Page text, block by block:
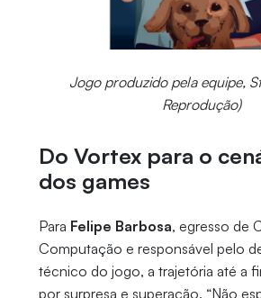
Jogo produzido pela equipe,
Reprodução)
Do Vortex para o
dos games
Para Felipe Barbosa, egresso de
Computação e responsável pelo
técnico do jogo, a trajetória até a
por surpresa e superação. “Não